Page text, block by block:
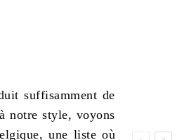
suffisamment de
notre style, voyons
, une liste où